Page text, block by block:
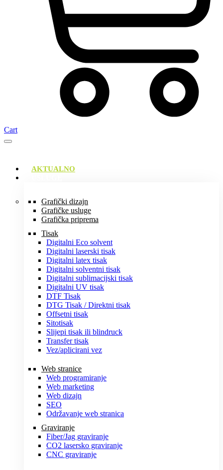
Cart
AKTUALNO
Grafički dizajn
Grafičke usluge
Grafička priprema
Tisak
Digitalni Eco solvent
Digitalni laserski tisak
Digitalni latex tisak
Digitalni solventni tisak
Digitalni sublimacijski tisak
Digitalni UV tisak
DTF Tisak
DTG Tisak / Direktni tisak
Offsetni tisak
Sitotisak
Slijepi tisak ili blindruck
Transfer tisak
Vez/aplicirani vez
Web stranice
Web programiranje
Web marketing
Web dizajn
SEO
Održavanje web stranica
Graviranje
Fiber/Jag graviranje
CO2 lasersko graviranje
CNC graviranje